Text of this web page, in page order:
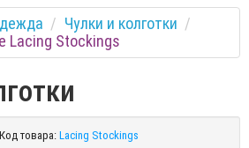
Чулки и колготки
Lacing Stockings
Код товара: Lacing Stockings